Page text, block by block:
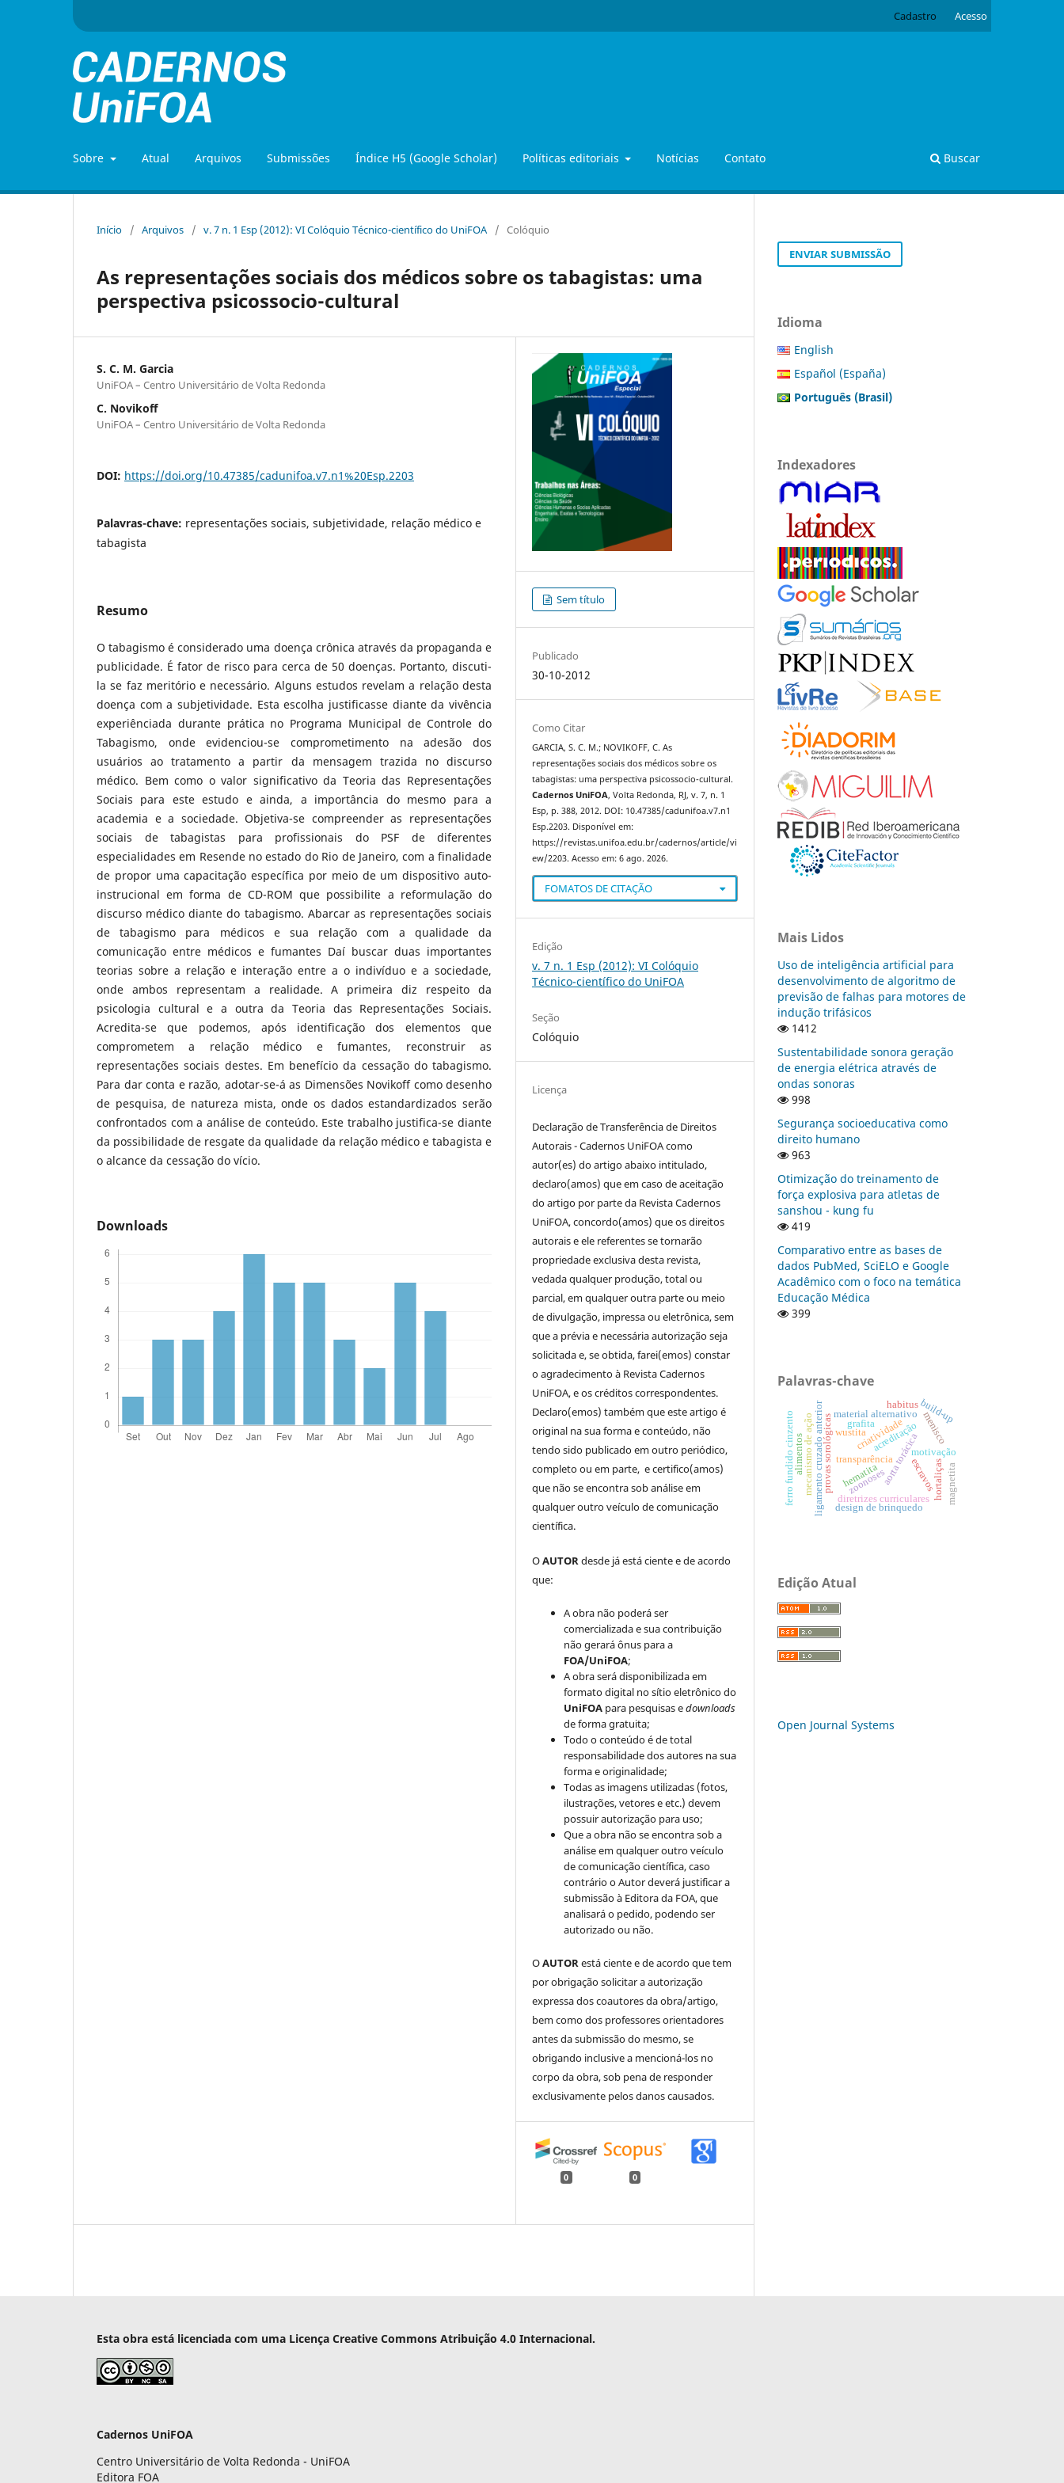
Sobre Atual Arquivos Submissões Índice H5 (Google Scholar) Políticas editoriais Notícias Contato Buscar
Cadastro Acesso
Início / Arquivos / v. 7 n. 1 Esp (2012): VI Colóquio Técnico-científico do UniFOA / Colóquio
As representações sociais dos médicos sobre os tabagistas: uma
perspectiva psicossocio-cultural
S. C. M. Garcia
UniFOA – Centro Universitário de Volta Redonda
C. Novikoff
UniFOA – Centro Universitário de Volta Redonda
DOI: https://doi.org/10.47385/cadunifoa.v7.n1%20Esp.2203
Palavras-chave: representações sociais, subjetividade, relação médico e
tabagista
Resumo
O tabagismo é considerado uma doença crônica através da propaganda e
publicidade. É fator de risco para cerca de 50 doenças. Portanto, discuti-
la se faz meritório e necessário. Alguns estudos revelam a relação desta
doença com a subjetividade. Esta escolha justificasse diante da vivência
experiênciada durante prática no Programa Municipal de Controle do
Tabagismo, onde evidenciou-se comprometimento na adesão dos
usuários ao tratamento a partir da mensagem trazida no discurso
médico. Bem como o valor significativo da Teoria das Representações
Sociais para este estudo e ainda, a importância do mesmo para a
academia e a sociedade. Objetiva-se compreender as representações
sociais de tabagistas para profissionais do PSF de diferentes
especialidades em Resende no estado do Rio de Janeiro, com a finalidade
de propor uma capacitação específica por meio de um dispositivo auto-
instrucional em forma de CD-ROM que possibilite a reformulação do
discurso médico diante do tabagismo. Abarcar as representações sociais
de tabagismo para médicos e sua relação com a qualidade da
comunicação entre médicos e fumantes Daí buscar duas importantes
teorias sobre a relação e interação entre a o indivíduo e a sociedade,
onde ambos representam a realidade. A primeira diz respeito da
psicologia cultural e a outra da Teoria das Representações Sociais.
Acredita-se que podemos, após identificação dos elementos que
comprometem a relação médico e fumantes, reconstruir as
representações sociais destes. Em benefício da cessação do tabagismo.
Para dar conta e razão, adotar-se-á as Dimensões Novikoff como desenho
de pesquisa, de natureza mista, onde os dados estandardizados serão
confrontados com a análise de conteúdo. Este trabalho justifica-se diante
da possibilidade de resgate da qualidade da relação médico e tabagista e
o alcance da cessação do vício.
Downloads
Sem título
Publicado
30-10-2012
Como Citar
GARCIA, S. C. M.; NOVIKOFF, C. As
representações sociais dos médicos sobre os
tabagistas: uma perspectiva psicossocio-cultural.
Cadernos UniFOA, Volta Redonda, RJ, v. 7, n. 1
Esp, p. 388, 2012. DOI: 10.47385/cadunifoa.v7.n1
Esp.2203. Disponível em:
https://revistas.unifoa.edu.br/cadernos/article/vi
ew/2203. Acesso em: 6 ago. 2026.
FOMATOS DE CITAÇÃO
Edição
v. 7 n. 1 Esp (2012): VI Colóquio
Técnico-científico do UniFOA
Seção
Colóquio
Licença
Declaração de Transferência de Direitos
Autorais - Cadernos UniFOA como
autor(es) do artigo abaixo intitulado,
declaro(amos) que em caso de aceitação
do artigo por parte da Revista Cadernos
UniFOA, concordo(amos) que os direitos
autorais e ele referentes se tornarão
propriedade exclusiva desta revista,
vedada qualquer produção, total ou
parcial, em qualquer outra parte ou meio
de divulgação, impressa ou eletrônica, sem
que a prévia e necessária autorização seja
solicitada e, se obtida, farei(emos) constar
o agradecimento à Revista Cadernos
UniFOA, e os créditos correspondentes.
Declaro(emos) também que este artigo é
original na sua forma e conteúdo, não
tendo sido publicado em outro periódico,
completo ou em parte, e certifico(amos)
que não se encontra sob análise em
qualquer outro veículo de comunicação
científica.
OAUTORdesde já está ciente e de acordo
que:
A obra não poderá ser
comercializada e sua contribuição
não gerará ônus para a
FOA/UniFOA;
A obra será disponibilizada em
formato digital no sítio eletrônico do
UniFOA para pesquisas edownloads
de forma gratuita;
Todo o conteúdo é de total
responsabilidade dos autores na sua
forma e originalidade;
Todas as imagens utilizadas (fotos,
ilustrações, vetores e etc.) devem
possuir autorização para uso;
Que a obra não se encontra sob a
análise em qualquer outro veículo
de comunicação científica, caso
contrário o Autor deverá justificar a
submissão à Editora da FOA, que
analisará o pedido, podendo ser
autorizado ou não.
OAUTORestá ciente e de acordo que tem
por obrigação solicitar a autorização
expressa dos coautores da obra/artigo,
bem como dos professores orientadores
antes da submissão do mesmo, se
obrigando inclusive a mencioná-los no
corpo da obra, sob pena de responder
exclusivamente pelos danos causados.
0 0
ENVIAR SUBMISSÃO
Idioma
English
Español (España)
Português (Brasil)
Indexadores
Mais Lidos
Uso de inteligência artificial para
desenvolvimento de algoritmo de
previsão de falhas para motores de
indução trifásicos
1412
Sustentabilidade sonora geração
de energia elétrica através de
ondas sonoras
998
Segurança socioeducativa como
direito humano
963
Otimização do treinamento de
força explosiva para atletas de
sanshou - kung fu
419
Comparativo entre as bases de
dados PubMed, SciELO e Google
Acadêmico com o foco na temática
Educação Médica
399
Palavras-chave
transparênciaaorta torácica
criatividade
material alternativo
motivação
zoonoses
provas sorológicas wustita
ligamento cruzado anterior menisco
diretrizes curriculares
acreditação
mecanismo de ação escravos
hematita
design de brinquedo
hortaliças
alimentos
build-up
ferro fundido cinzento grafita
magnetita
habitus
Edição Atual
Open Journal Systems
Esta obra está licenciada com uma Licença Creative Commons Atribuição 4.0 Internacional.
Cadernos UniFOA
Centro Universitário de Volta Redonda - UniFOA
Editora FOA